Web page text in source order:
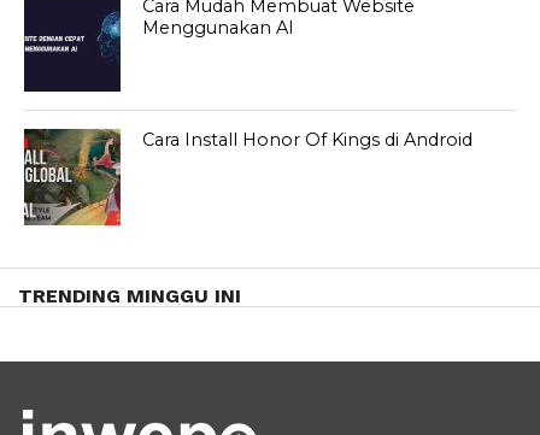
Cara Mudah Membuat Website
Menggunakan AI
Cara Install Honor Of Kings di Android
TRENDING MINGGU INI